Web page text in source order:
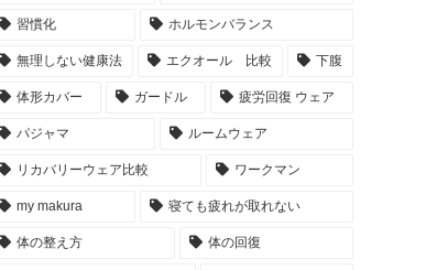
習慣化 ホルモンバランス
無理しない健康法 エクオール 比較 下腹
体形カバー ガードル 疲労回復 ウェア
パジャマ ルームウェア
リカバリーウェア比較 ワークマン
my makura 寝ても疲れが取れない
体の整え方 体の回復